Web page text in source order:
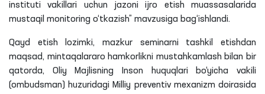
instituti vakillari uchun jazoni ijro etish muassasalarida
mustaqil monitoring o‘tkazish” mavzusiga bag‘ishlandi.
Qayd etish lozimki, mazkur seminarni tashkil etishdan
maqsad, mintaqalararo hamkorlikni mustahkamlash bilan bir
qatorda, Oliy Majlisning Inson huquqlari bo‘yicha vakili
(ombudsman) huzuridagi Milliy preventiv mexanizm doirasida